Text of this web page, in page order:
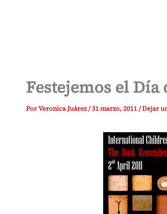
Festejemos el
PorVeronica Juárez/31 marzo, 2011/Dejar